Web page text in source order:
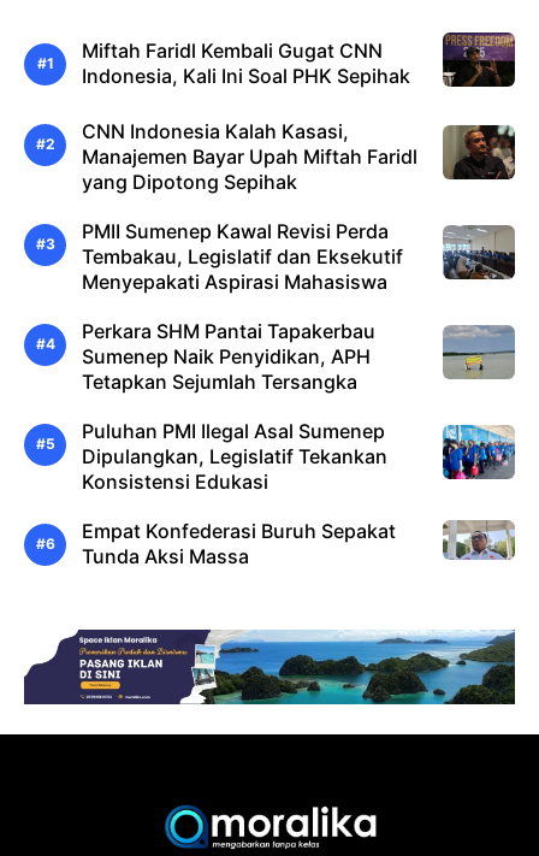
Miftah Faridl Kembali Gugat CNN
Indonesia, Kali Ini Soal PHK Sepihak
CNN Indonesia Kalah Kasasi,
Manajemen Bayar Upah Miftah Faridl
yang Dipotong Sepihak
PMII Sumenep Kawal Revisi Perda
Tembakau, Legislatif dan Eksekutif
Menyepakati Aspirasi Mahasiswa
Perkara SHM Pantai Tapakerbau
Sumenep Naik Penyidikan, APH
Tetapkan Sejumlah Tersangka
Puluhan PMI Ilegal Asal Sumenep
Dipulangkan, Legislatif Tekankan
Konsistensi Edukasi
Empat Konfederasi Buruh Sepakat
Tunda Aksi Massa